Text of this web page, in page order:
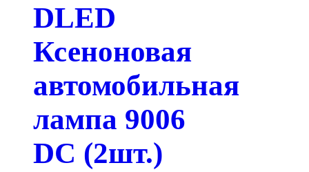
DLED
Ксеноновая
автомобильная
лампа 9006
DC (2шт.)